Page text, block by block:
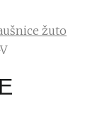
žuto